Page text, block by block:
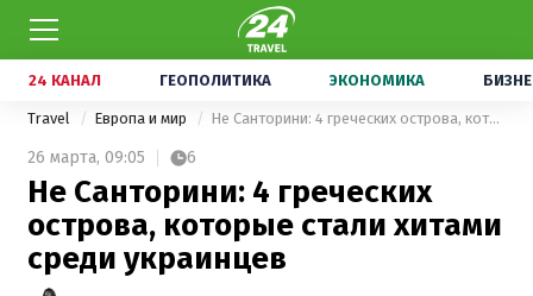
24 КАНАЛ ГЕОПОЛИТИКА ЭКОНОМИКА
Travel Европа и мир Не Санторини: 4 греческих острова, которые стали хитами среди украинцев
26 марта, 09:05 6
Не Санторини: 4 греческих
острова, которые стали хитами
среди украинцев